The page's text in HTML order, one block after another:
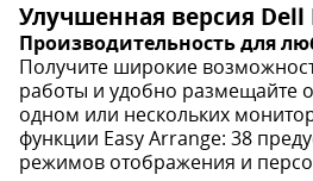
Улучшенная версия Dell
Производительность для
Получите широкие
работы и удобно размещайте
одном или нескольких
функции Easy Arrange: 38
режимов отображения и